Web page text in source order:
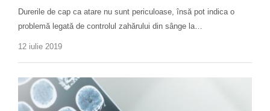
Durerile de cap ca atare nu sunt periculoase, însă pot indica o
problemă legată de controlul zahărului din sânge la…
12 iulie 2019